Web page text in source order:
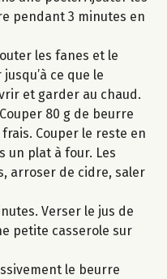
pendant 3 minutes en
les fanes et le
ce que le
et garder au chaud.
80 g de beurre
Couper le reste en
un plat à four. Les
arroser de cidre, saler
Verser le jus de
petite casserole sur
le beurre